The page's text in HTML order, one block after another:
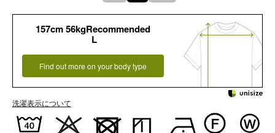
157cm 56kgRecommended
L
Find out more on your body type
洗濯表示について